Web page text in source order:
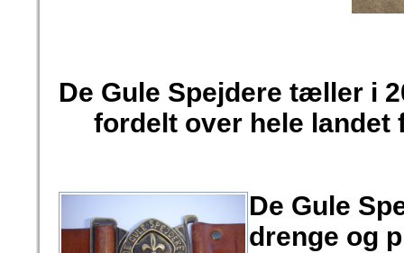
De Gule Spejdere tæller i
fordelt over hele landet
De Gule
drenge og